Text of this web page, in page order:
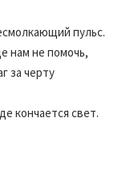
пульс.
нам не помочь,
за черту
кончается свет.